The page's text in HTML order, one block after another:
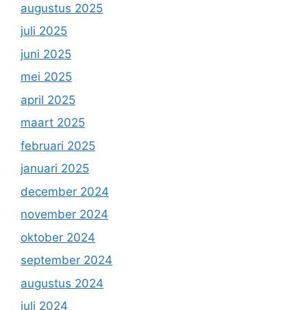
augustus 2025
juli 2025
juni 2025
mei 2025
april 2025
maart 2025
februari 2025
januari 2025
december 2024
november 2024
oktober 2024
september 2024
augustus 2024
juli 2024